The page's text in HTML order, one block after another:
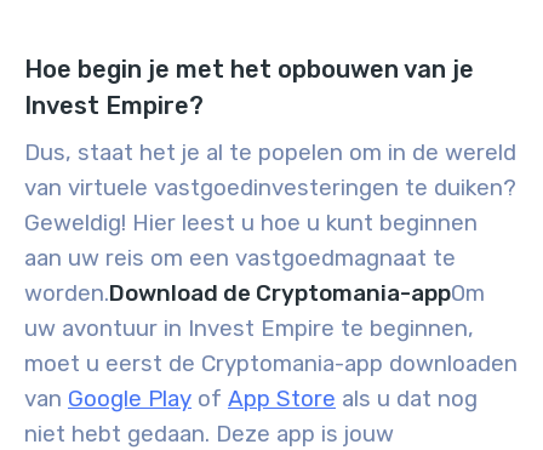
Hoe begin je met het opbouwen van je
Invest Empire?
Dus, staat het je al te popelen om in de wereld
van virtuele vastgoedinvesteringen te duiken?
Geweldig! Hier leest u hoe u kunt beginnen
aan uw reis om een vastgoedmagnaat te
worden.Download de Cryptomania-appOm
uw avontuur in Invest Empire te beginnen,
moet u eerst de Cryptomania-app downloaden
van Google Play of App Store als u dat nog
niet hebt gedaan. Deze app is jouw